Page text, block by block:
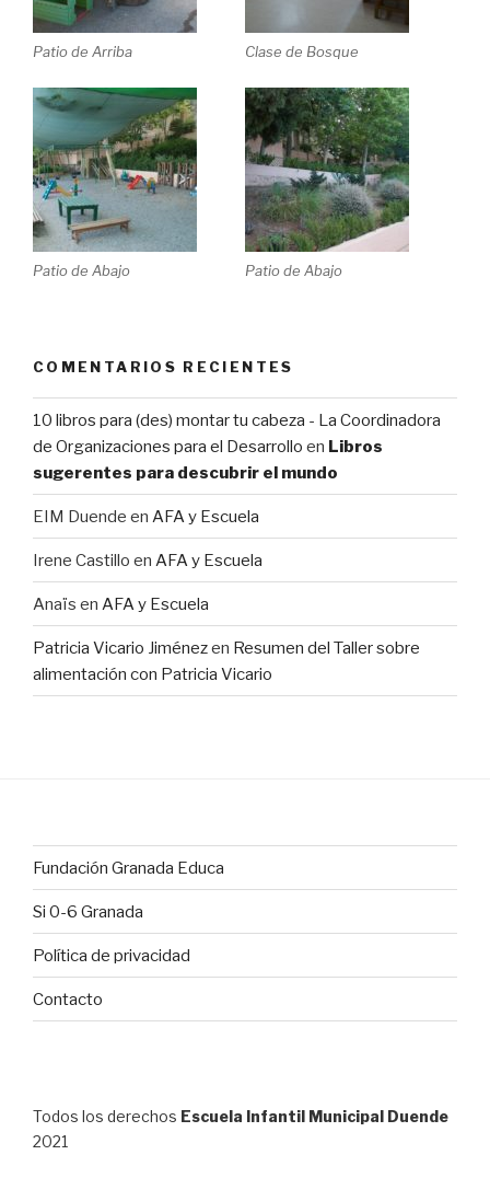
Patio de Arriba Clase de Bosque
Patio de Abajo Patio de Abajo
COMENTARIOS RECIENTES
10 libros para (des) montar tu cabeza - La Coordinadora
de Organizaciones para el Desarrollo en Libros
sugerentes para descubrir el mundo
EIM Duende en AFA y Escuela
Irene Castillo en AFA y Escuela
Anaïs en AFA y Escuela
Patricia Vicario Jiménezen Resumen del Taller sobre
alimentación con Patricia Vicario
Fundación Granada Educa
Si 0-6 Granada
Política de privacidad
Contacto
Todos los derechos Escuela Infantil Municipal Duende
2021